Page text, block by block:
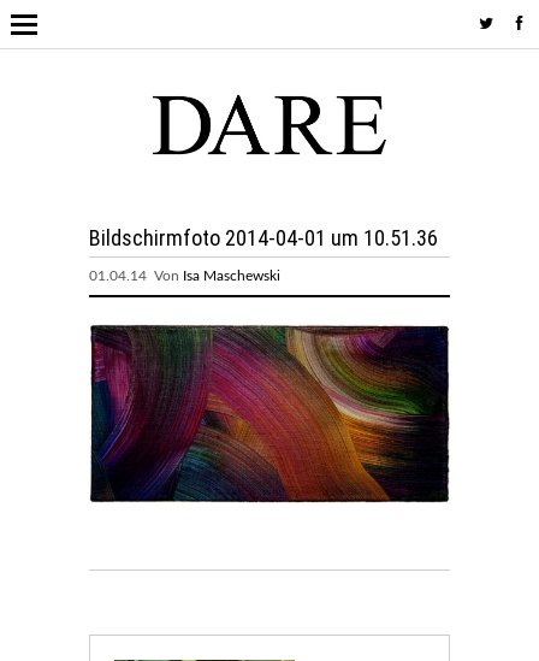
Bildschirmfoto 2014-04-01 um 10.51.36
01.04.14 Von Isa Maschewski